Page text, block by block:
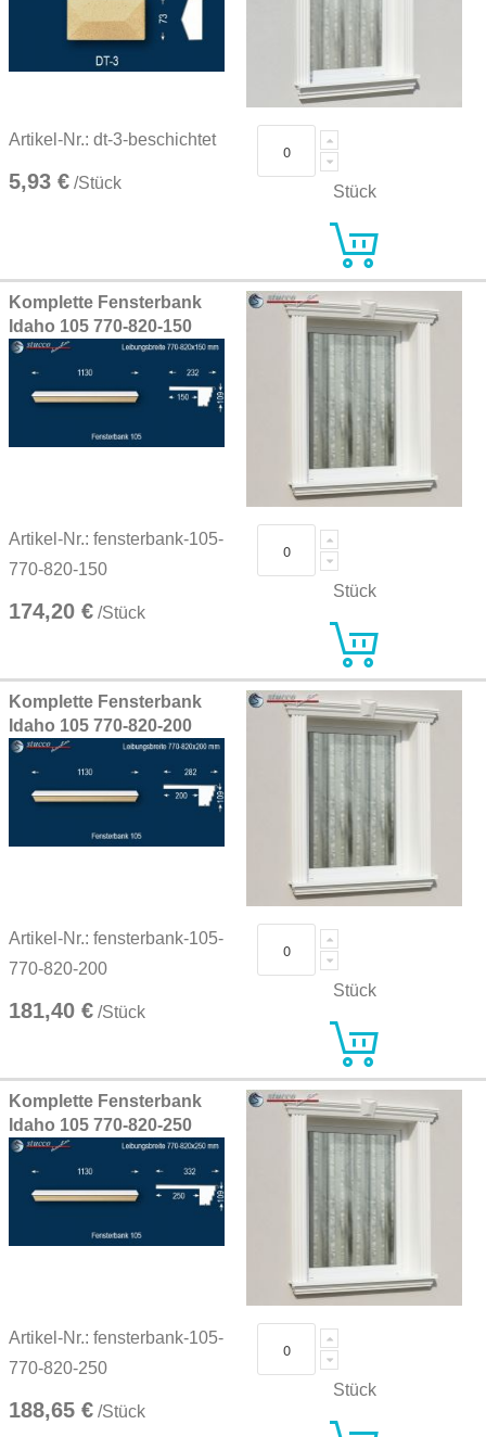
Artikel-Nr.: dt-3-beschichtet
5,93 € /Stück Stück
Komplette Fensterbank
Idaho 105 770-820-150
Artikel-Nr.: fensterbank-105-
770-820-150
174,20 € /Stück
Stück
Komplette Fensterbank
Idaho 105 770-820-200
Artikel-Nr.: fensterbank-105-
770-820-200
181,40 € /Stück
Stück
Komplette Fensterbank
Idaho 105 770-820-250
Artikel-Nr.: fensterbank-105-
770-820-250
188,65 € /Stück
Stück